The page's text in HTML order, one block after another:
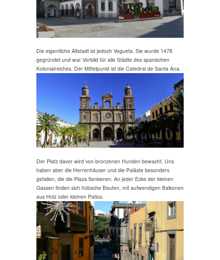
Die eigentliche Altstadt ist jedoch Vegueta. Sie wurde 1478
gegründet und war Vorbild für alle Städte des spanischen
Kolonialreiches. Der Mittelpunkt ist die Catedral de Santa Ana.
Der Platz davor wird von bronzenen Hunden bewacht. Uns
haben aber die Herrenhäuser und die Paläste besonders
gefallen, die die Plaza flankieren. An jeder Ecke der kleinen
Gassen finden sich hübsche Bauten, mit aufwendigen Balkonen
aus Holz oder kleinen Patios.